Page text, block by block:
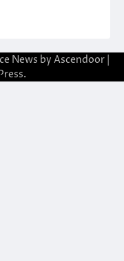
News by Ascendoor|
.